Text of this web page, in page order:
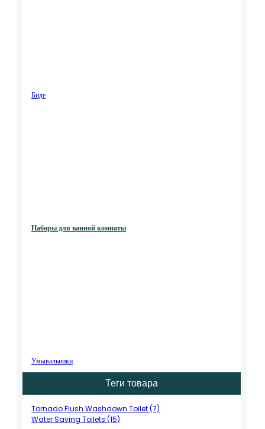
Биде
Наборы для ванной комнаты
Умывальники
Теги товара
Tornado Flush Washdown Toilet (7)
Water Saving Toilets (15)